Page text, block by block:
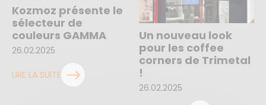
Kozmoz présente le
sélecteur de
couleurs GAMMA
26.02.2025
LIRE LA SUITE
Un nouveau look
pour les coffee
corners de Trimetal
!
26.02.2025